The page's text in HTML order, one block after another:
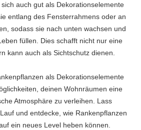
auch gut als Dekorationselemente
entlang des Fensterrahmens oder an
sodass sie nach unten wachsen und
füllen. Dies schafft nicht nur eine
kann auch als Sichtschutz dienen.
als Dekorationselemente
deinen Wohnräumen eine
Atmosphäre zu verleihen. Lass
und entdecke, wie Rankenpflanzen
ein neues Level heben können.